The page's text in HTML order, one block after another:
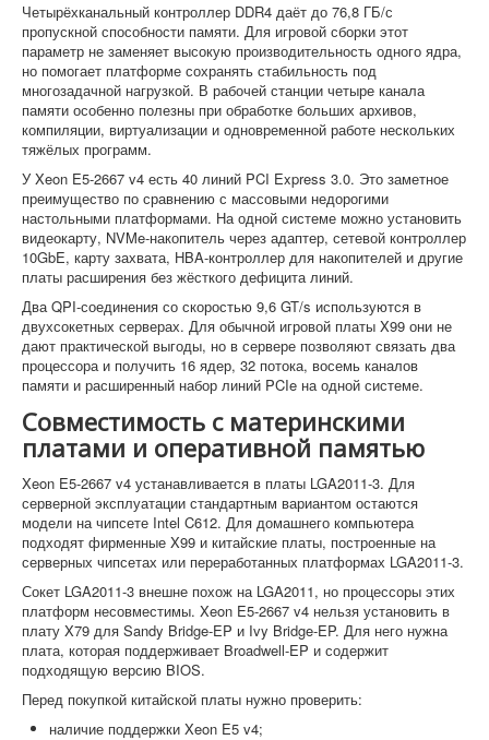
Четырёхканальный контроллер DDR4 даёт до 76,8 ГБ/с
пропускной способности памяти. Для игровой сборки этот
параметр не заменяет высокую производительность одного ядра,
но помогает платформе сохранять стабильность под
многозадачной нагрузкой. В рабочей станции четыре канала
памяти особенно полезны при обработке больших архивов,
компиляции, виртуализации и одновременной работе нескольких
тяжёлых программ.
У Xeon E5-2667 v4 есть 40 линий PCI Express 3.0. Это заметное
преимущество по сравнению с массовыми недорогими
настольными платформами. На одной системе можно установить
видеокарту, NVMe-накопитель через адаптер, сетевой контроллер
10GbE, карту захвата, HBA-контроллер для накопителей и другие
платы расширения без жёсткого дефицита линий.
Два QPI-соединения со скоростью 9,6 GT/s используются в
двухсокетных серверах. Для обычной игровой платы X99 они не
дают практической выгоды, но в сервере позволяют связать два
процессора и получить 16 ядер, 32 потока, восемь каналов
памяти и расширенный набор линий PCIe на одной системе.
Совместимость с материнскими
платами и оперативной памятью
Xeon E5-2667 v4 устанавливается в платы LGA2011-3. Для
серверной эксплуатации стандартным вариантом остаются
модели на чипсете Intel C612. Для домашнего компьютера
подходят фирменные X99 и китайские платы, построенные на
серверных чипсетах или переработанных платформах LGA2011-3.
Сокет LGA2011-3 внешне похож на LGA2011, но процессоры этих
платформ несовместимы. Xeon E5-2667 v4 нельзя установить в
плату X79 для Sandy Bridge-EP и Ivy Bridge-EP. Для него нужна
плата, которая поддерживает Broadwell-EP и содержит
подходящую версию BIOS.
Перед покупкой китайской платы нужно проверить:
наличие поддержки Xeon E5 v4;